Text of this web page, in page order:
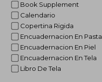
Book Supplement
Calendario
Copertina Rigida
Encuadernacion En Pasta
Encuadernacion En Piel
Encuadernacion En Tela
Libro De Tela